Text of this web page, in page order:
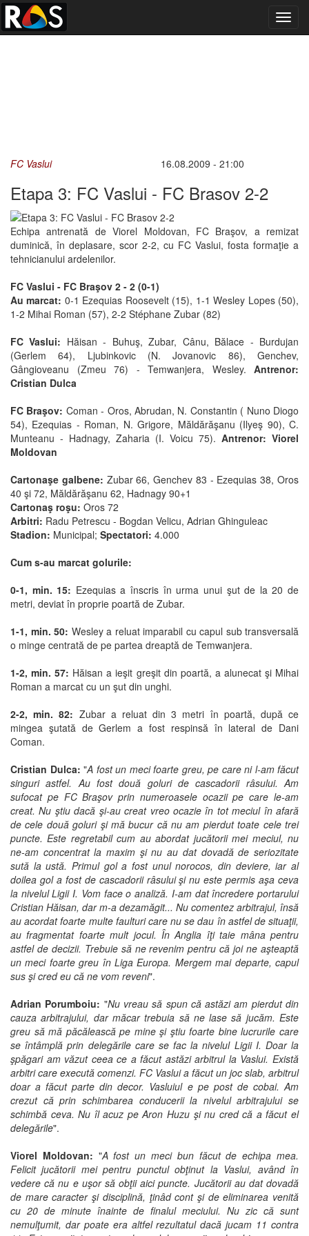
FC Vaslui 16.08.2009 - 21:00
Etapa 3: FC Vaslui - FC Brasov 2-2
Echipa antrenată de Viorel Moldovan, FC Braşov, a remizat
duminică, în deplasare, scor 2-2, cu FC Vaslui, fosta formaţie a
tehnicianului ardelenilor.
FC Vaslui - FC Braşov 2 - 2 (0-1)
Au marcat: 0-1 Ezequias Roosevelt (15), 1-1 Wesley Lopes (50),
1-2 Mihai Roman (57), 2-2 Stéphane Zubar (82)
FC Vaslui: Hăisan - Buhuş, Zubar, Cânu, Bălace - Burdujan
(Gerlem 64), Ljubinkovic (N. Jovanovic 86), Genchev,
Gângioveanu (Zmeu 76) - Temwanjera, Wesley. Antrenor:
Cristian Dulca
FC Braşov: Coman - Oros, Abrudan, N. Constantin ( Nuno Diogo
54), Ezequias - Roman, N. Grigore, Măldărăşanu (Ilyeş 90), C.
Munteanu - Hadnagy, Zaharia (I. Voicu 75). Antrenor: Viorel
Moldovan
Cartonaşe galbene: Zubar 66, Genchev 83 - Ezequias 38, Oros
40 şi 72, Măldărăşanu 62, Hadnagy 90+1
Cartonaş roşu: Oros 72
Arbitri: Radu Petrescu - Bogdan Velicu, Adrian Ghinguleac
Stadion: Municipal; Spectatori: 4.000
Cum s-au marcat golurile:
0-1, min. 15: Ezequias a înscris în urma unui şut de la 20 de
metri, deviat în proprie poartă de Zubar.
1-1, min. 50: Wesley a reluat imparabil cu capul sub transversală
o minge centrată de pe partea dreaptă de Temwanjera.
1-2, min. 57: Hăisan a ieşit greşit din poartă, a alunecat şi Mihai
Roman a marcat cu un şut din unghi.
2-2, min. 82: Zubar a reluat din 3 metri în poartă, după ce
mingea şutată de Gerlem a fost respinsă în lateral de Dani
Coman.
Cristian Dulca: "A fost un meci foarte greu, pe care ni l-am făcut
singuri astfel. Au fost două goluri de cascadorii râsului. Am
sufocat pe FC Braşov prin numeroasele ocazii pe care le-am
creat. Nu ştiu dacă şi-au creat vreo ocazie în tot meciul în afară
de cele două goluri şi mă bucur că nu am pierdut toate cele trei
puncte. Este regretabil cum au abordat jucătorii mei meciul, nu
ne-am concentrat la maxim şi nu au dat dovadă de seriozitate
sută la ustă. Primul gol a fost unul norocos, din deviere, iar al
doilea gol a fost de cascadorii râsului şi nu este permis aşa ceva
la nivelul Ligii I. Vom face o analiză. I-am dat încredere portarului
Cristian Hăisan, dar m-a dezamăgit... Nu comentez arbitrajul, însă
au acordat foarte multe faulturi care nu se dau în astfel de situaţii,
au fragmentat foarte mult jocul. În Anglia îţi taie mâna pentru
astfel de decizii. Trebuie să ne revenim pentru că joi ne aşteaptă
un meci foarte greu în Liga Europa. Mergem mai departe, capul
sus şi cred eu că ne vom reveni".
Adrian Porumboiu: "Nu vreau să spun că astăzi am pierdut din
cauza arbitrajului, dar măcar trebuia să ne lase să jucăm. Este
greu să mă păcălească pe mine şi ştiu foarte bine lucrurile care
se întâmplă prin delegările care se fac la nivelul Ligii I. Doar la
şpăgari am văzut ceea ce a făcut astăzi arbitrul la Vaslui. Există
arbitri care execută comenzi. FC Vaslui a făcut un joc slab, arbitrul
doar a făcut parte din decor. Vasluiul e pe post de cobai. Am
crezut că prin schimbarea conducerii la nivelul arbitrajului se
schimbă ceva. Nu îl acuz pe Aron Huzu şi nu cred că a făcut el
delegările".
Viorel Moldovan: "A fost un meci bun făcut de echipa mea.
Felicit jucătorii mei pentru punctul obţinut la Vaslui, având în
vedere că nu e uşor să obţii aici puncte. Jucătorii au dat dovadă
de mare caracter şi disciplină, ţinâd cont şi de eliminarea venită
cu 20 de minute înainte de finalul meciului. Nu zic că sunt
nemulţumit, dar poate era altfel rezultatul dacă jucam 11 contra